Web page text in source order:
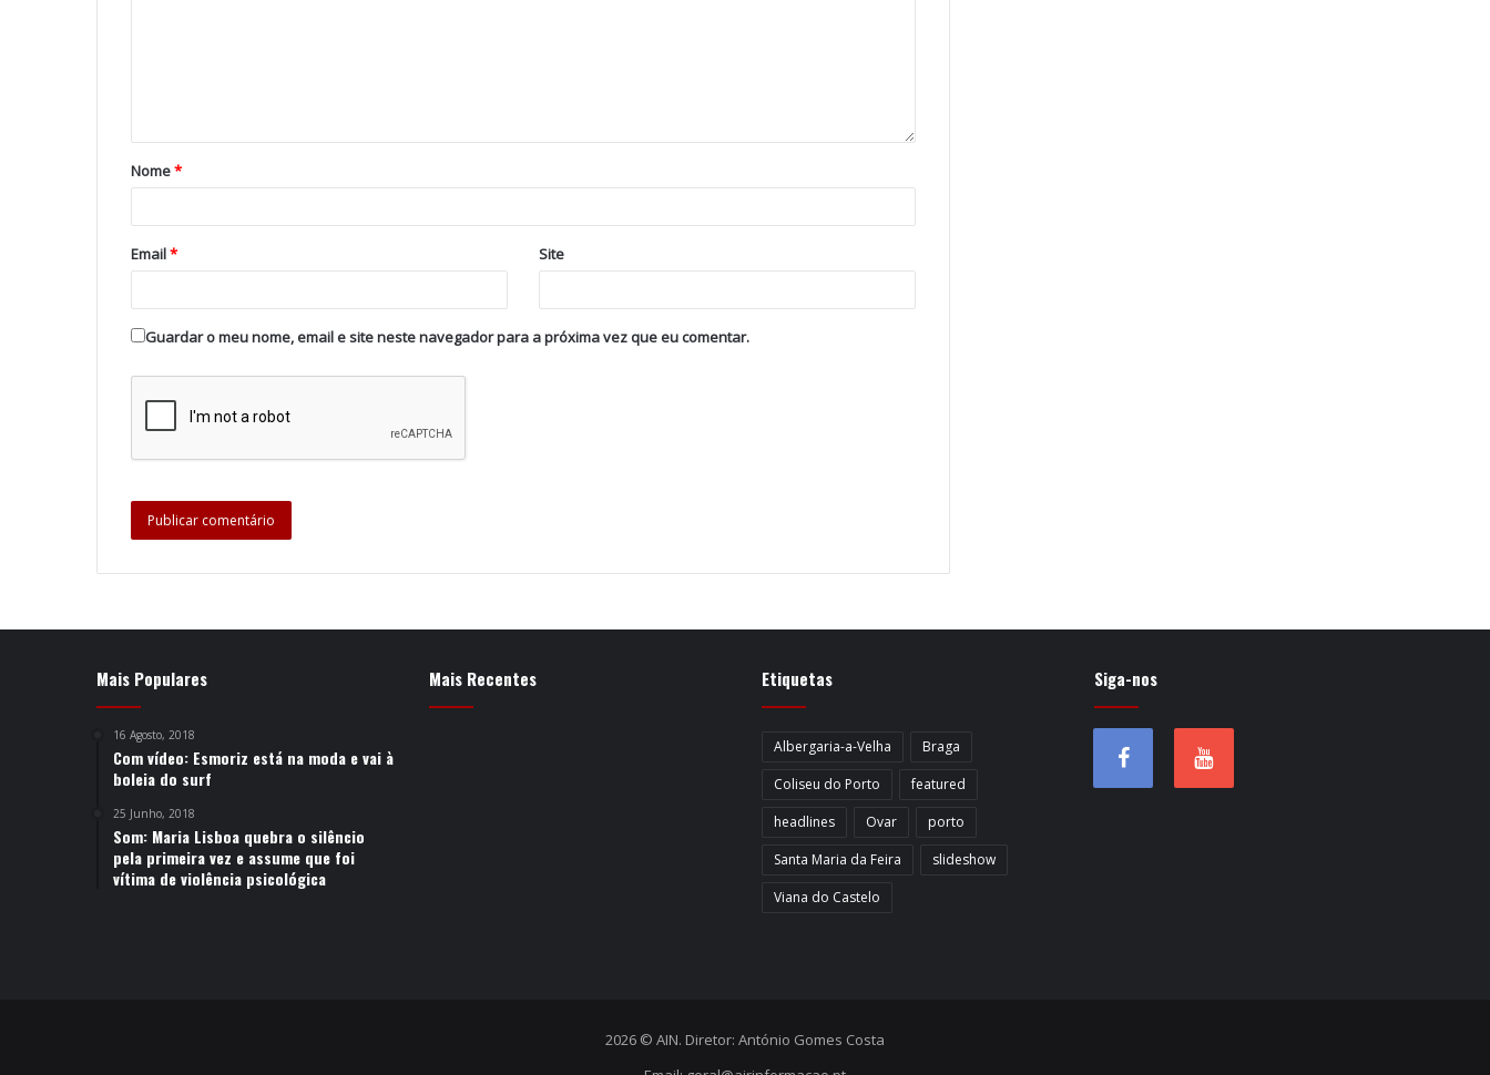
Nome*
Email* Site
Guardar o meu nome, email e site neste navegador para a próxima vez que eu comentar.
Mais Populares
16 Agosto, 2018
Com vídeo: Esmoriz está na moda e vai à
boleia do surf
25 Junho, 2018
Som: Maria Lisboa quebra o silêncio
pela primeira vez e assume que foi
vítima de violência psicológica
Mais Recentes Etiquetas
Albergaria-a-Velha
Braga
Coliseu do Porto
featured
headlines
Ovar
porto
Santa Maria da Feira
slideshow
Viana do Castelo
Siga-nos
2026 © AIN. Diretor: António Gomes Costa